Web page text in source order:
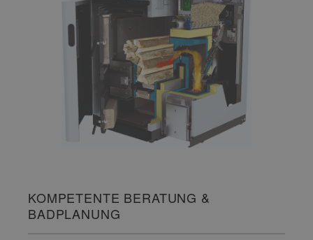
KOMPETENTE BERATUNG &
BADPLANUNG